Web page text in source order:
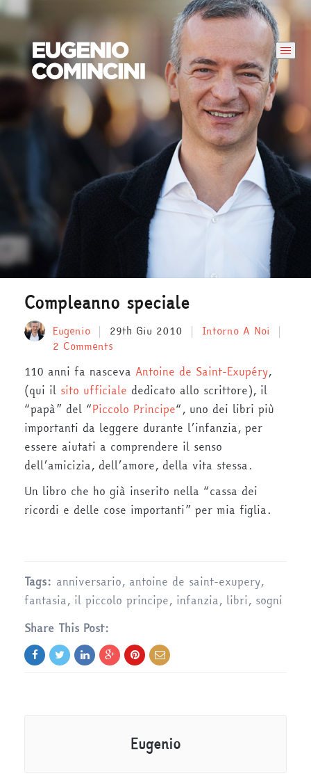
Compleanno speciale
Eugenio 29th Giu 2010
Intorno A Noi
2 Comments
110 anni fa nasceva Antoine de Saint-Exupéry,
(qui il sito ufficiale dedicato allo scrittore), il
“papà” del “Piccolo Principe“, uno dei libri più
importanti da leggere durante l’infanzia, per
essere aiutati a comprendere il senso
dell’amicizia, dell’amore, della vita stessa.
Un libro che ho già inserito nella “cassa dei
ricordi e delle cose importanti” per mia figlia.
Tags: anniversario, antoine de saint-exupery,
fantasia, il piccolo principe, infanzia, libri, sogni
Share This Post:
Eugenio